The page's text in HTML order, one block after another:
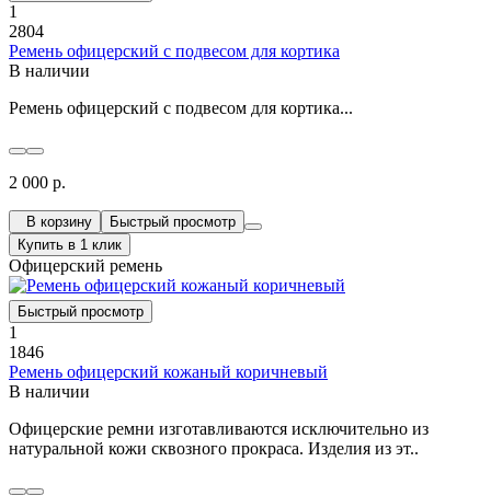
1
2804
Ремень офицерский с подвесом для кортика
В наличии
Ремень офицерский с подвесом для кортика...
2 000 р.
В корзину
Быстрый просмотр
Купить в 1 клик
Офицерский ремень
Быстрый просмотр
1
1846
Ремень офицерский кожаный коричневый
В наличии
Офицерские ремни изготавливаются исключительно из
натуральной кожи сквозного прокраса. Изделия из эт..